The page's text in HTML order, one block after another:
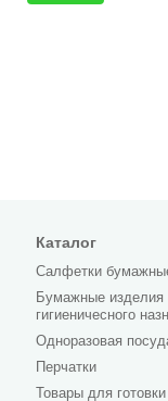
Каталог
Салфетки
Бумажные изделия
гигиеничесного
Одноразовая
Перчатки
Товары для